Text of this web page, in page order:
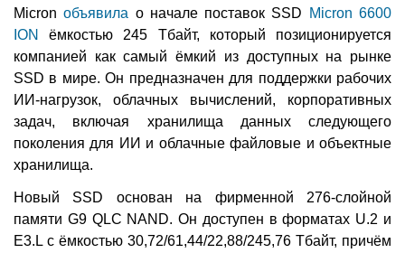
Micronобъявила о начале поставок SSD
Micron 6600
ION
ёмкостью 245 Тбайт, который позиционируется
компанией как самый ёмкий из доступных на рынке
SSD в мире. Он предназначен для поддержки рабочих
ИИ-нагрузок, облачных вычислений, корпоративных
задач, включая хранилища данных следующего
поколения для ИИ и облачные файловые и объектные
хранилища.
Новый SSD основан на фирменной 276-слойной
памяти G9 QLC NAND. Он доступен в форматах U.2 и
E3.L с ёмкостью 30,72/61,44/22,88/245,76 Тбайт, причём